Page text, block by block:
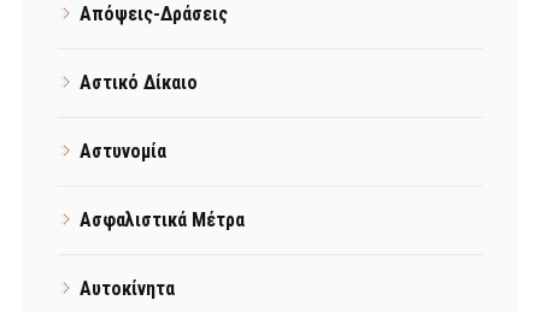
Απόψεις-Δράσεις
Αστικό Δίκαιο
Αστυνομία
Ασφαλιστικά Μέτρα
Αυτοκίνητα